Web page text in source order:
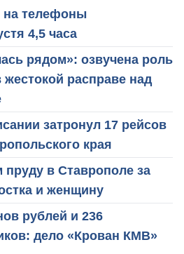
на телефоны
4,5 часа
рядом»: озвучена роль
жестокой расправе над
затронул 17 рейсов
края
в Ставрополе за
и женщину
рублей и 236
дело «Крован КМВ»